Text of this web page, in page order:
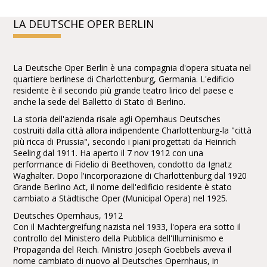
LA DEUTSCHE OPER BERLIN
La Deutsche Oper Berlin è una compagnia d'opera situata nel
quartiere berlinese di Charlottenburg, Germania. L'edificio
residente è il secondo più grande teatro lirico del paese e
anche la sede del Balletto di Stato di Berlino.
La storia dell'azienda risale agli Opernhaus Deutsches
costruiti dalla città allora indipendente Charlottenburg-la "città
più ricca di Prussia", secondo i piani progettati da Heinrich
Seeling dal 1911. Ha aperto il 7 nov 1912 con una
performance di Fidelio di Beethoven, condotto da Ignatz
Waghalter. Dopo l'incorporazione di Charlottenburg dal 1920
Grande Berlino Act, il nome dell'edificio residente è stato
cambiato a Städtische Oper (Municipal Opera) nel 1925.
Deutsches Opernhaus, 1912
Con il Machtergreifung nazista nel 1933, l'opera era sotto il
controllo del Ministero della Pubblica dell'Illuminismo e
Propaganda del Reich. Ministro Joseph Goebbels aveva il
nome cambiato di nuovo al Deutsches Opernhaus, in